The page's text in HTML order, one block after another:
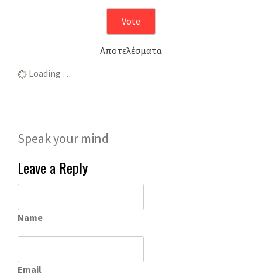
Αποτελέσματα
Loading …
Speak your mind
Leave a Reply
Name
Email